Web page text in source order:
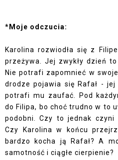
*Moje odczucia:
Karolina rozwiodła się z
przeżywa. Jej zwykły dzień
Nie potrafi zapomnieć w
drodze pojawia się Rafał -
potrafi mu zaufać. Pod
do Filipa, bo choć trudno w to
podobni. Czy to jednak
Czy Karolina w końcu
bardzo kocha ją Rafał? A
samotność i ciągłe cierpienie?